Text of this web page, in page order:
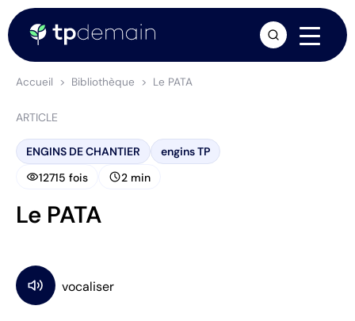
Accueil Bibliothèque Le PATA
ARTICLE
ENGINS DE CHANTIER engins TP
visibility12715 fois schedule2 min
Le PATA
arrow_forward